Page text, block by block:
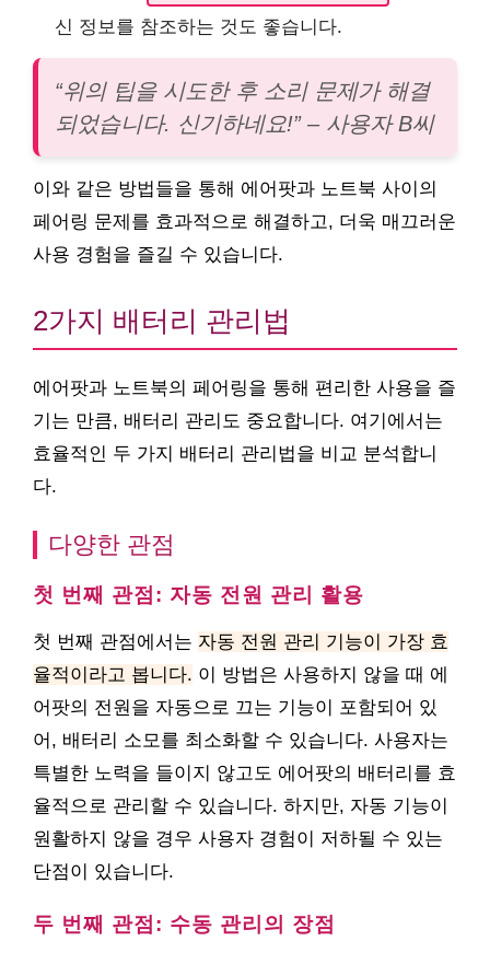
신 정보를 참조하는 것도 좋습니다.
“위의 팁을 시도한 후 소리 문제가 해결
되었습니다. 신기하네요!” – 사용자 B씨
이와 같은 방법들을 통해 에어팟과 노트북 사이의
페어링 문제를 효과적으로 해결하고, 더욱 매끄러운
사용 경험을 즐길 수 있습니다.
2가지 배터리 관리법
에어팟과 노트북의 페어링을 통해 편리한 사용을 즐
기는 만큼, 배터리 관리도 중요합니다. 여기에서는
효율적인 두 가지 배터리 관리법을 비교 분석합니
다.
다양한 관점
첫 번째 관점: 자동 전원 관리 활용
첫 번째 관점에서는 자동 전원 관리 기능이 가장 효
율적이라고 봅니다. 이 방법은 사용하지 않을 때 에
어팟의 전원을 자동으로 끄는 기능이 포함되어 있
어, 배터리 소모를 최소화할 수 있습니다. 사용자는
특별한 노력을 들이지 않고도 에어팟의 배터리를 효
율적으로 관리할 수 있습니다. 하지만, 자동 기능이
원활하지 않을 경우 사용자 경험이 저하될 수 있는
단점이 있습니다.
두 번째 관점: 수동 관리의 장점